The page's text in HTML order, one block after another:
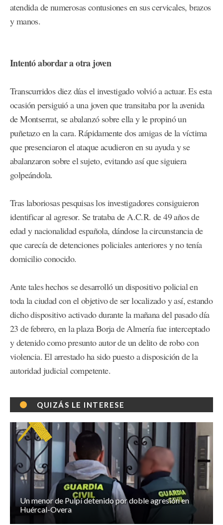
atendida de numerosas contusiones en sus cervicales, brazos
y manos.
Intentó abordar a otra joven
Transcurridos diez días el investigado volvió a actuar. Es esta
ocasión persiguió a una joven que transitaba por la avenida
de Montserrat, se abalanzó sobre ella y le propinó un
puñetazo en la cara. Rápidamente dos amigas de la víctima
que presenciaron el ataque acudieron en su ayuda y se
abalanzaron sobre el sujeto, evitando así que siguiera
golpeándola.
Tras laboriosas pesquisas los investigadores consiguieron
identificar al agresor. Se trataba de A.C.R. de 49 años de
edad y nacionalidad española, dándose la circunstancia de
que carecía de detenciones policiales anteriores y no tenía
domicilio conocido.
Ante tales hechos se desarrolló un dispositivo policial en
toda la ciudad con el objetivo de ser localizado y así, estando
dicho dispositivo activado durante la mañana del pasado día
23 de febrero, en la plaza Borja de Almería fue interceptado
y detenido como presunto autor de un delito de robo con
violencia. El arrestado ha sido puesto a disposición de la
autoridad judicial competente.
QUIZÁS LE INTERESE
Un menor de Pulpí detenido por doble agresión en
Huércal-Overa